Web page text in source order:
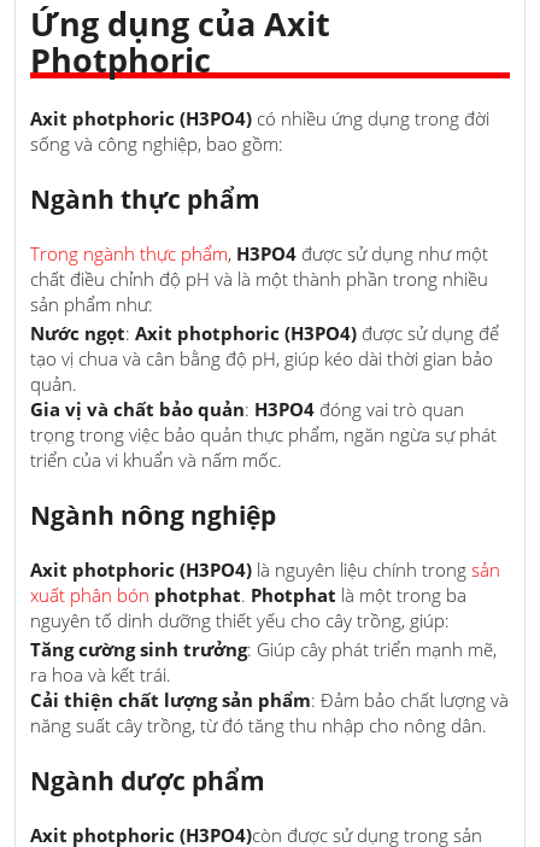
Ứng dụng của Axit
Photphoric
Axit photphoric (H3PO4) có nhiều ứng dụng trong đời
sống và công nghiệp, bao gồm:
Ngành thực phẩm
Trong ngành thực phẩm, H3PO4 được sử dụng như một
chất điều chỉnh độ pH và là một thành phần trong nhiều
sản phẩm như:
Nước ngọt: Axit photphoric (H3PO4) được sử dụng để
tạo vị chua và cân bằng độ pH, giúp kéo dài thời gian bảo
quản.
Gia vị và chất bảo quản: H3PO4 đóng vai trò quan
trọng trong việc bảo quản thực phẩm, ngăn ngừa sự phát
triển của vi khuẩn và nấm mốc.
Ngành nông nghiệp
Axit photphoric (H3PO4) là nguyên liệu chính trong sản
xuất phân bón photphat. Photphat là một trong ba
nguyên tố dinh dưỡng thiết yếu cho cây trồng, giúp:
Tăng cường sinh trưởng: Giúp cây phát triển mạnh mẽ,
ra hoa và kết trái.
Cải thiện chất lượng sản phẩm: Đảm bảo chất lượng và
năng suất cây trồng, từ đó tăng thu nhập cho nông dân.
Ngành dược phẩm
Axit photphoric (H3PO4)còn được sử dụng trong sản